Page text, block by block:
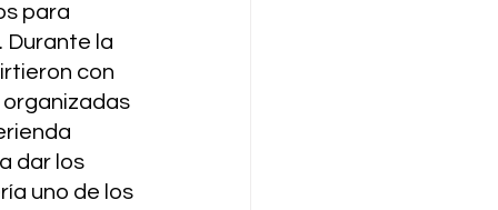
para
Durante la
con
dar los
uno de los